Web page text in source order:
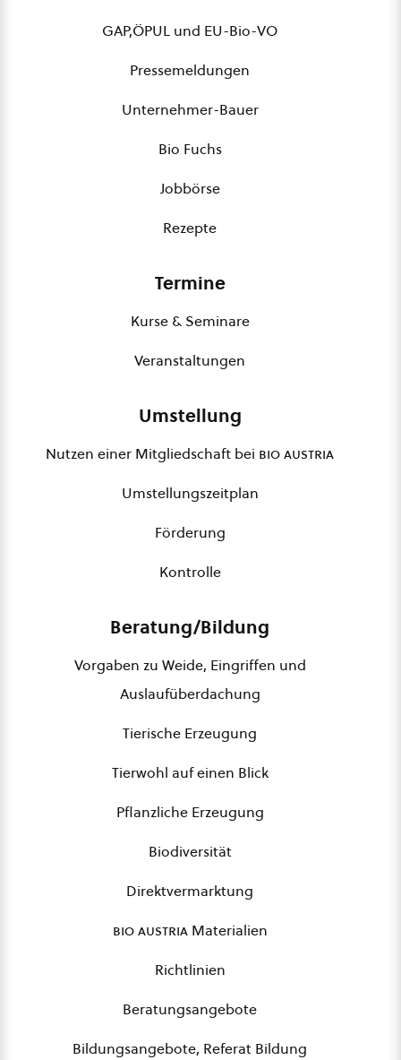
GAP,ÖPUL und EU-Bio-VO
Pressemeldungen
Unternehmer-Bauer
Bio Fuchs
Jobbörse
Rezepte
Termine
Kurse & Seminare
Veranstaltungen
Umstellung
Nutzen einer Mitgliedschaft bei bio austria
Umstellungszeitplan
Förderung
Kontrolle
Beratung/Bildung
Vorgaben zu Weide, Eingriffen und
Auslaufüberdachung
Tierische Erzeugung
Tierwohl auf einen Blick
Pflanzliche Erzeugung
Biodiversität
Direktvermarktung
bio austriaMaterialien
Richtlinien
Beratungsangebote
Bildungsangebote, Referat Bildung